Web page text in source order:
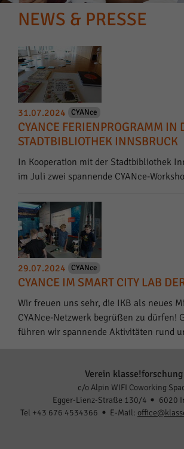
NEWS & PRESSE
31.07.2024 CYANce
CYANCE FERIENPROGRAMM IN
STADTBIBLIOTHEK INNSBRUCK
In Kooperation mit der Stadtbibliothek
im Juli zwei spannende CYANce-
29.07.2024 CYANce
CYANCE IM SMART CITY LAB
Wir freuen uns sehr, die IKB als neues
CYANce-Netzwerk begrüßen zu dürfen!
führen wir spannende Aktivitäten rund
Verein klasse!forschung
c/o Alpin WIFI Coworking
Egger-Lienz-Straße 130/4
6020
Tel +43 676 4534366
E-Mail: